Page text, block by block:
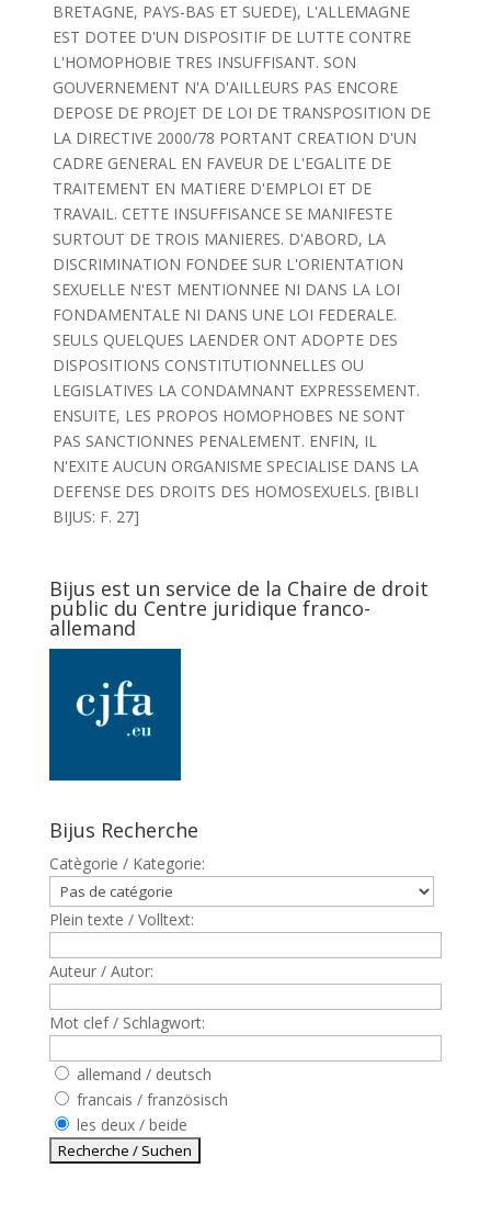
BRETAGNE, PAYS-BAS ET SUEDE), L'ALLEMAGNE
EST DOTEE D'UN DISPOSITIF DE LUTTE CONTRE
L'HOMOPHOBIE TRES INSUFFISANT. SON
GOUVERNEMENT N'A D'AILLEURS PAS ENCORE
DEPOSE DE PROJET DE LOI DE TRANSPOSITION DE
LA DIRECTIVE 2000/78 PORTANT CREATION D'UN
CADRE GENERAL EN FAVEUR DE L'EGALITE DE
TRAITEMENT EN MATIERE D'EMPLOI ET DE
TRAVAIL. CETTE INSUFFISANCE SE MANIFESTE
SURTOUT DE TROIS MANIERES. D'ABORD, LA
DISCRIMINATION FONDEE SUR L'ORIENTATION
SEXUELLE N'EST MENTIONNEE NI DANS LA LOI
FONDAMENTALE NI DANS UNE LOI FEDERALE.
SEULS QUELQUES LAENDER ONT ADOPTE DES
DISPOSITIONS CONSTITUTIONNELLES OU
LEGISLATIVES LA CONDAMNANT EXPRESSEMENT.
ENSUITE, LES PROPOS HOMOPHOBES NE SONT
PAS SANCTIONNES PENALEMENT. ENFIN, IL
N'EXITE AUCUN ORGANISME SPECIALISE DANS LA
DEFENSE DES DROITS DES HOMOSEXUELS. [BIBLI
BIJUS: F. 27]
Bijus est un service de la Chaire de droit
public du Centre juridique franco-
allemand
Bijus Recherche
Catègorie / Kategorie:
Plein texte / Volltext:
Auteur / Autor:
Mot clef / Schlagwort:
allemand / deutsch
francais / französisch
les deux / beide